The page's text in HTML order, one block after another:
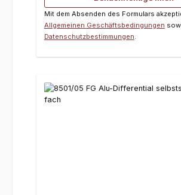
Mit dem Absenden des Formulars
Allgemeinen Geschäftsbedingungen
Datenschutzbestimmungen.